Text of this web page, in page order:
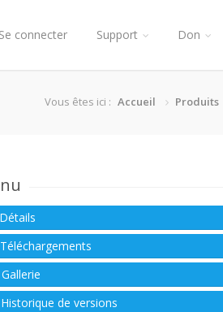
Se connecter Support Don
Vous êtes ici : Accueil Produits
Détails
Téléchargements
Gallerie
Historique de versions